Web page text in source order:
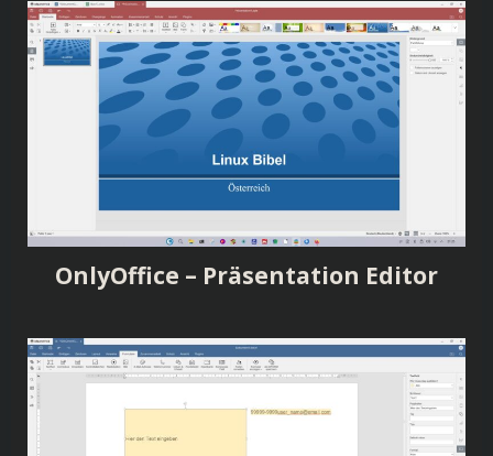
OnlyOffice – Präsentation Editor